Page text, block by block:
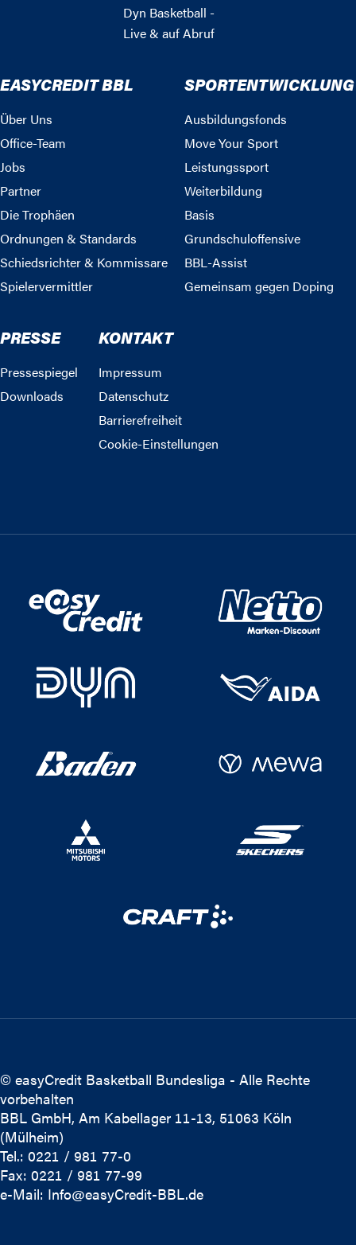
Dyn Basketball -
Live & auf Abruf
EASYCREDIT BBL
Über Uns
Office-Team
Jobs
Partner
Die Trophäen
Ordnungen & Standards
Schiedsrichter & Kommissare
Spielervermittler
SPORTENTWICKLUNG
Ausbildungsfonds
Move Your Sport
Leistungssport
Weiterbildung
Basis
Grundschuloffensive
BBL-Assist
Gemeinsam gegen Doping
PRESSE
Pressespiegel
Downloads
KONTAKT
Impressum
Datenschutz
Barrierefreiheit
Cookie-Einstellungen
© easyCredit Basketball Bundesliga - Alle Rechte
vorbehalten
BBL GmbH, Am Kabellager 11-13, 51063 Köln
(Mülheim)
Tel.: 0221 / 981 77-0
Fax: 0221 / 981 77-99
e-Mail: Info@easyCredit-BBL.de